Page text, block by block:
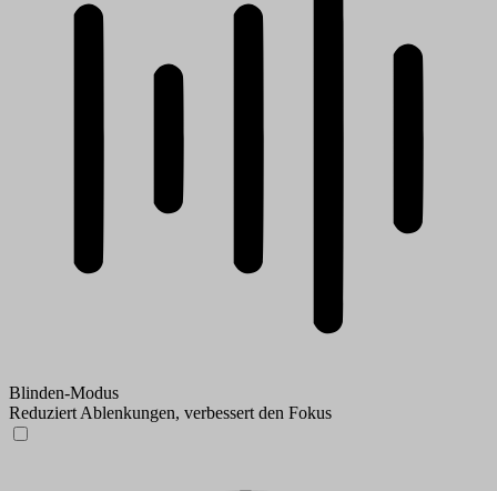
Blinden-Modus
Reduziert Ablenkungen, verbessert den Fokus